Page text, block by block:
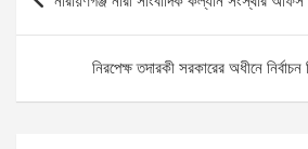
o
A
p
p
g
er
নিরপেক্ষ তদারকী সরকারের অধীনে নির্বাচন